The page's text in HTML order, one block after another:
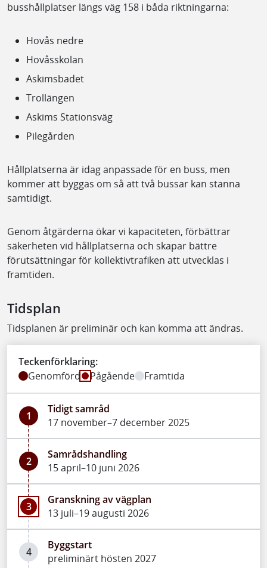
busshållplatser längs väg 158 i båda riktningarna:
Hovås nedre
Hovåsskolan
Askimsbadet
Trollängen
Askims Stationsväg
Pilegården
Hållplatserna är idag anpassade för en buss, men
kommer att byggas om så att två bussar kan stanna
samtidigt.
Genom åtgärderna ökar vi kapaciteten, förbättrar
säkerheten vid hållplatserna och skapar bättre
förutsättningar för kollektivtrafiken att utvecklas i
framtiden.
Tidsplan
Tidsplanen är preliminär och kan komma att ändras.
Teckenförklaring:
Genomförd
Pågående Framtida
1
Tidigt samråd
17 november–7 december 2025
2
Samrådshandling
15 april–10 juni 2026
3
Granskning av vägplan
13 juli–19 augusti 2026
4
Byggstart
preliminärt hösten 2027